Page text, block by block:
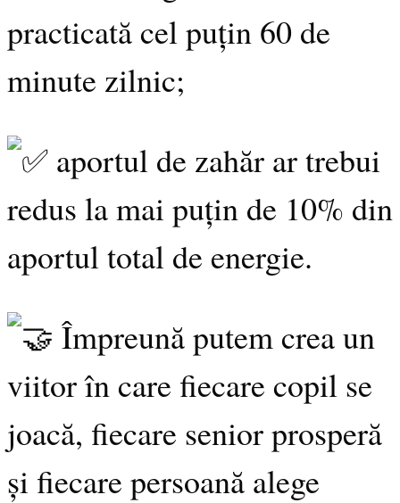
practicată cel puțin 60 de
minute zilnic;
aportul de zahăr ar trebui
redus la mai puțin de 10% din
aportul total de energie.
Împreună putem crea un
viitor în care fiecare copil se
joacă, fiecare senior prosperă
și fiecare persoană alege